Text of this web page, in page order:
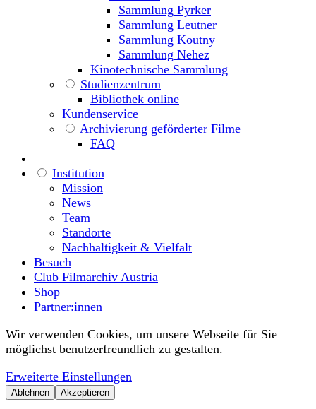
Sammlung Pyrker
Sammlung Leutner
Sammlung Koutny
Sammlung Nehez
Kinotechnische Sammlung
Studienzentrum
Bibliothek online
Kundenservice
Archivierung geförderter Filme
FAQ
Institution
Mission
News
Team
Standorte
Nachhaltigkeit & Vielfalt
Besuch
Club Filmarchiv Austria
Shop
Partner:innen
Wir verwenden Cookies, um unsere Webseite für Sie
möglichst benutzerfreundlich zu gestalten.
Erweiterte Einstellungen
Ablehnen Akzeptieren